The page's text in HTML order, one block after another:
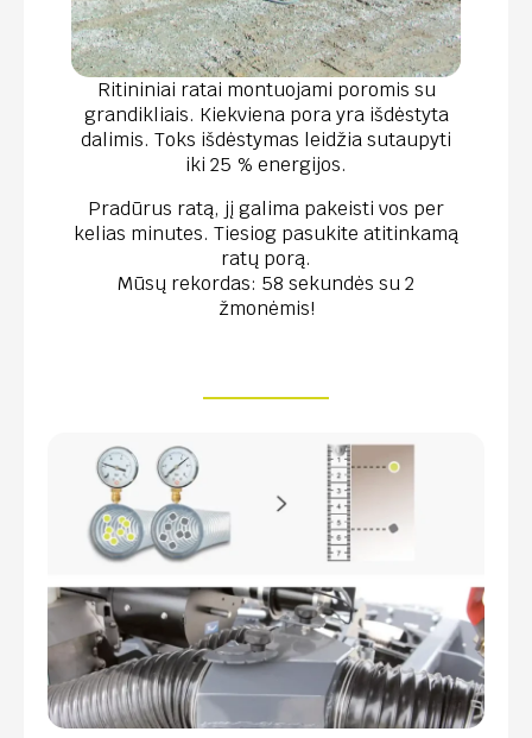
Ritininiai ratai montuojami poromis su
grandikliais. Kiekviena pora yra išdėstyta
dalimis. Toks išdėstymas leidžia sutaupyti
iki 25 % energijos.
Pradūrus ratą, jį galima pakeisti vos per
kelias minutes. Tiesiog pasukite atitinkamą
ratų porą.
Mūsų rekordas: 58 sekundės su 2
žmonėmis!